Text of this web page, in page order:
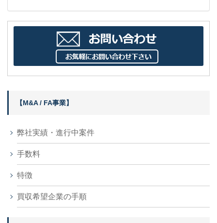
【M&A / FA事業】
弊社実績・進行中案件
手数料
特徴
買収希望企業の手順